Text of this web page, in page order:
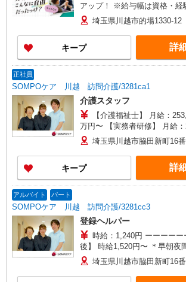
アップ！ ※給与幅は資格・経
埼玉県川越市的場1330-12
キープ 詳
正社員
SOMPOケア 川越 訪問介護/3281ca1
介護スタッフ
【介護福祉士】 月給：
万円〜 【実務者研修】 月給：223,900円 年収例：
306万円〜 【初任者研修】 月給：218,400円 年収
例：300万円〜 ※職務手当、働きがい向上手当、
日祝手当（月平均2回分）等、
れる手当を含みます。 ※介護
務手当も含む ◎残業時は別途時間外手当支給（超
埼玉県川越市脇田新町16
キープ 詳
アルバイト パート
SOMPOケア 川越 訪問介護/3281cc3
登録ヘルパー
時給：1,240円 ーーーーーーー 【資格取得
後】 時給1,520円〜 ＊早朝夜間：時給1,900円〜
＊日
埼玉県川越市脇田新町16